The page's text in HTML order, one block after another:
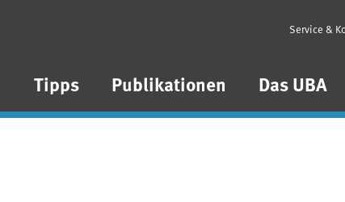
Tipps Publikationen Das UBA
Service &